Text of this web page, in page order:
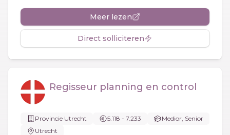
Meer lezen
Direct solliciteren
Regisseur planning en control
Provincie Utrecht 5.118 - 7.233
Medior, Senior
Utrecht